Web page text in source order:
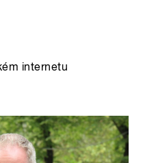
internetu